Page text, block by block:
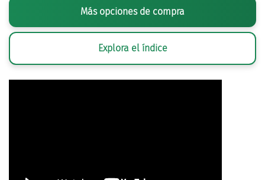
Más opciones de compra
Explora el índice